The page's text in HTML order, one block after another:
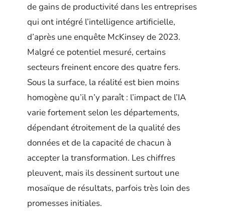
de gains de productivité dans les entreprises
qui ont intégré l’intelligence artificielle,
d’après une enquête McKinsey de 2023.
Malgré ce potentiel mesuré, certains
secteurs freinent encore des quatre fers.
Sous la surface, la réalité est bien moins
homogène qu’il n’y paraît : l’impact de l’IA
varie fortement selon les départements,
dépendant étroitement de la qualité des
données et de la capacité de chacun à
accepter la transformation. Les chiffres
pleuvent, mais ils dessinent surtout une
mosaïque de résultats, parfois très loin des
promesses initiales.